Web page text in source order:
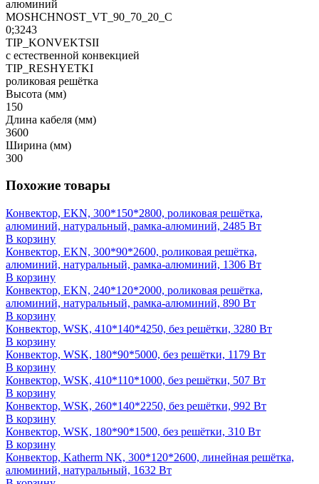
алюминий
MOSHCHNOST_VT_90_70_20_C
0;3243
TIP_KONVEKTSII
с естественной конвекцией
TIP_RESHYETKI
роликовая решётка
Высота (мм)
150
Длина кабеля (мм)
3600
Ширина (мм)
300
Похожие товары
Конвектор, EKN, 300*150*2800, роликовая решётка,
алюминий, натуральный, рамка-алюминий, 2485 Вт
В корзину
Конвектор, EKN, 300*90*2600, роликовая решётка,
алюминий, натуральный, рамка-алюминий, 1306 Вт
В корзину
Конвектор, EKN, 240*120*2000, роликовая решётка,
алюминий, натуральный, рамка-алюминий, 890 Вт
В корзину
Конвектор, WSK, 410*140*4250, без решётки, 3280 Вт
В корзину
Конвектор, WSK, 180*90*5000, без решётки, 1179 Вт
В корзину
Конвектор, WSK, 410*110*1000, без решётки, 507 Вт
В корзину
Конвектор, WSK, 260*140*2250, без решётки, 992 Вт
В корзину
Конвектор, WSK, 180*90*1500, без решётки, 310 Вт
В корзину
Конвектор, Katherm NK, 300*120*2600, линейная решётка,
алюминий, натуральный, 1632 Вт